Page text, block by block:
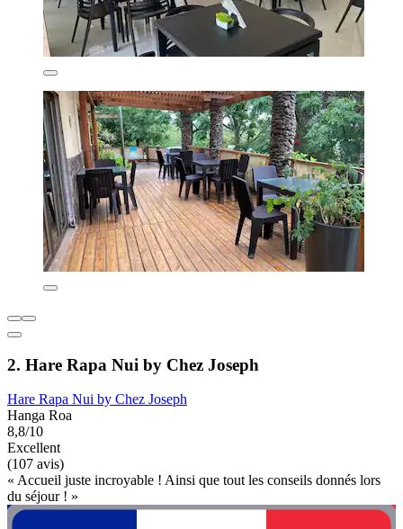
2. Hare Rapa Nui by Chez Joseph
Hare Rapa Nui by Chez Joseph
Hanga Roa
8,8/10
Excellent
(107 avis)
« Accueil juste incroyable ! Ainsi que tout les conseils donnés lors
du séjour ! »